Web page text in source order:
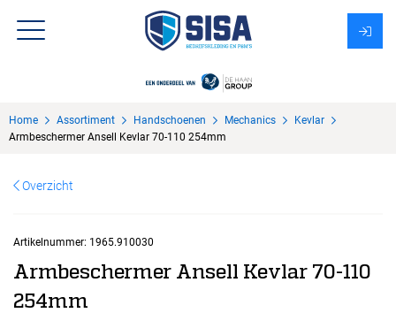
Over Sisa
Home Assortiment Handschoenen Mechanics
Kevlar
Armbeschermer Ansell Kevlar 70-110 254mm
Overzicht
Artikelnummer: 1965.910030
Armbeschermer Ansell Kevlar 70-110
254mm